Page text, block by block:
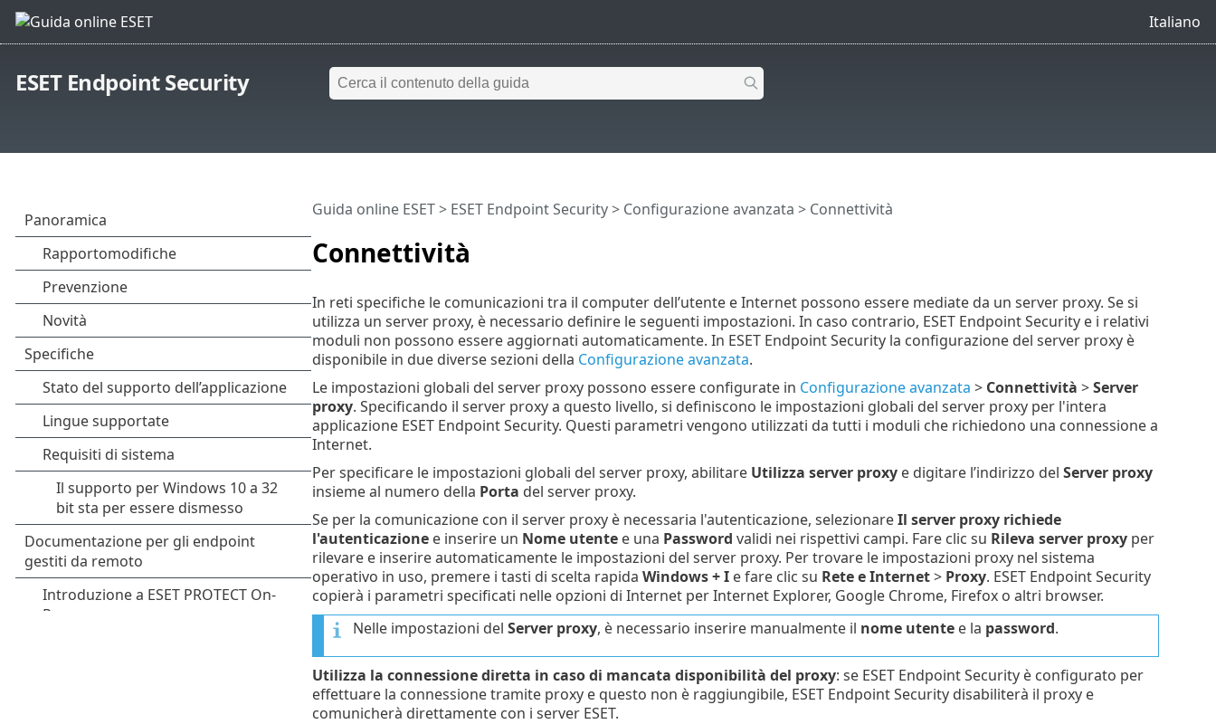
Italiano
ESET Endpoint Security
Connettività
Guida online ESET> ESET Endpoint Security> Configurazione avanzata > Connettività
In reti specifiche le comunicazioni tra il computer dell’utente e Internet possono essere mediate da un server proxy. Se si
utilizza un server proxy, è necessario definire le seguenti impostazioni. In caso contrario, ESET Endpoint Security e i relativi
moduli non possono essere aggiornati automaticamente. In ESET Endpoint Security la configurazione del server proxy è
disponibile in due diverse sezioni della Configurazione avanzata.
Le impostazioni globali del server proxy possono essere configurate in Configurazione avanzata > Connettività >Server
proxy. Specificando il server proxy a questo livello, si definiscono le impostazioni globali del server proxy per l'intera
applicazione ESET Endpoint Security. Questi parametri vengono utilizzati da tutti i moduli che richiedono una connessione a
Internet.
Per specificare le impostazioni globali del server proxy, abilitare Utilizza server proxye digitare l’indirizzo del Server proxy
insieme al numero della Porta del server proxy.
Se per la comunicazione con il server proxy è necessaria l'autenticazione, selezionareIl server proxy richiede
l'autenticazione e inserire un Nome utentee una Password validi nei rispettivi campi. Fare clic su Rileva server proxyper
rilevare e inserire automaticamente le impostazioni del server proxy. Per trovare le impostazioni proxy nel sistema
operativo in uso, premere i tasti di scelta rapida Windows + Ie fare clic su Rete e Internet> Proxy. ESET Endpoint Security
copierà i parametri specificati nelle opzioni di Internet per Internet Explorer, Google Chrome, Firefox o altri browser.
Nelle impostazioni del Server proxy, è necessario inserire manualmente il nome utentee la password.
Utilizza la connessione diretta in caso di mancata disponibilità del proxy: se ESET Endpoint Security è configurato per
effettuare la connessione tramite proxy e questo non è raggiungibile, ESET Endpoint Security disabiliterà il proxy e
comunicherà direttamente con i server ESET.